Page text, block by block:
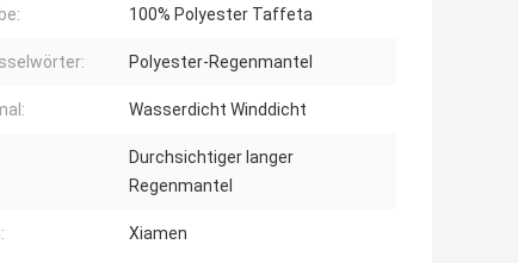
100% Polyester Taffeta
Polyester-Regenmantel
Wasserdicht Winddicht
Durchsichtiger langer
Regenmantel
Xiamen